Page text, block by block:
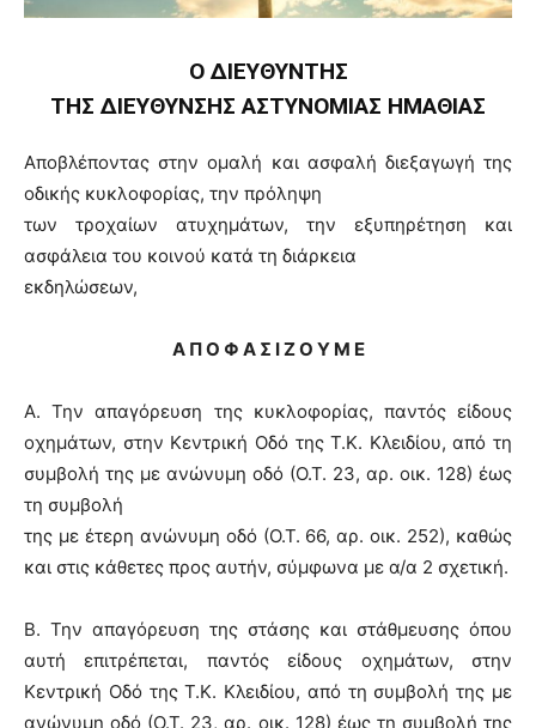
Ο ΔΙΕΥΘΥΝΤΗΣ
ΤΗΣ ΔΙΕΥΘΥΝΣΗΣ ΑΣΤΥΝΟΜΙΑΣ ΗΜΑΘΙΑΣ
Αποβλέποντας στην ομαλή και ασφαλή διεξαγωγή της
οδικής κυκλοφορίας, την πρόληψη
των τροχαίων ατυχημάτων, την εξυπηρέτηση και
ασφάλεια του κοινού κατά τη διάρκεια
εκδηλώσεων,
Α Π Ο Φ Α Σ Ι Ζ Ο Υ Μ Ε
Α. Την απαγόρευση της κυκλοφορίας, παντός είδους
οχημάτων, στην Κεντρική Οδό της Τ.Κ. Κλειδίου, από τη
συμβολή της με ανώνυμη οδό (Ο.Τ. 23, αρ. οικ. 128) έως
τη συμβολή
της με έτερη ανώνυμη οδό (Ο.Τ. 66, αρ. οικ. 252), καθώς
και στις κάθετες προς αυτήν, σύμφωνα με α/α 2 σχετική.
Β. Την απαγόρευση της στάσης και στάθμευσης όπου
αυτή επιτρέπεται, παντός είδους οχημάτων, στην
Κεντρική Οδό της Τ.Κ. Κλειδίου, από τη συμβολή της με
ανώνυμη οδό (Ο.Τ. 23, αρ. οικ. 128) έως τη συμβολή της